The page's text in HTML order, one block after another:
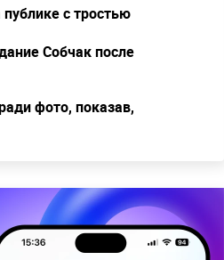
с тростью
Собчак после
фото, показав,